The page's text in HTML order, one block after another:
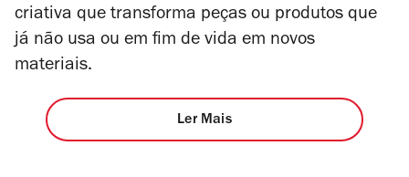
criativa que transforma peças ou produtos que
já não usa ou em fim de vida em novos
materiais.
Ler Mais